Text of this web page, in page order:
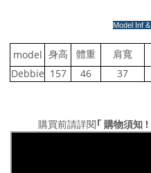
Model Inf &
model 身高 體重 肩寬
Debbie 157 46 37
購買前請詳閱 ｢ 購物須知 !